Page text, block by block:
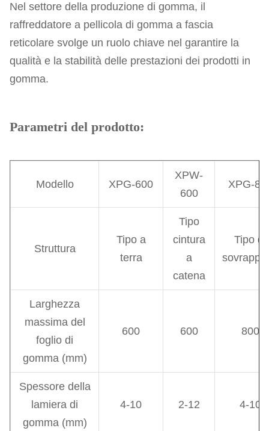
Nel settore della produzione di gomma, il
raffreddatore a pellicola di gomma a fascia
reticolare svolge un ruolo chiave nel garantire la
qualità e la stabilità delle prestazioni dei prodotti in
gomma.
Parametri del prodotto:
Modello XPG-600
XPW-
600
XPG-
Struttura
Tipo a
terra
Tipo
cintura
a
catena
Tipo di
Larghezza
massima del
foglio di
gomma (mm)
600 600 800
Spessore della
lamiera di
gomma (mm)
4-10 2-12 4-10